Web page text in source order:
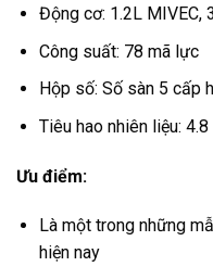
Động cơ: 1.2L MIVEC,
Công suất: 78 mã lực
Hộp số: Số sàn 5 cấp
Tiêu hao nhiên liệu:
Ưu điểm:
Là một trong những
hiện nay